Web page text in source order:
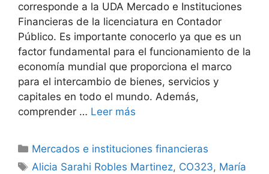
corresponde a la UDA Mercado e Instituciones
Financieras de la licenciatura en Contador
Público. Es importante conocerlo ya que es un
factor fundamental para el funcionamiento de la
economía mundial que proporciona el marco
para el intercambio de bienes, servicios y
capitales en todo el mundo. Además,
comprender … Leer más
Categorías
Mercados e instituciones financieras
Etiquetas
Alicia Sarahi Robles Martinez, CO323, María